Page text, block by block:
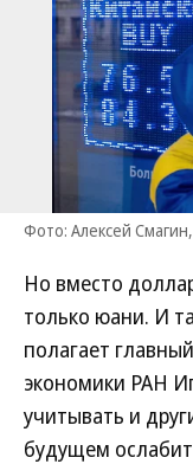
Фото: Алексей
Но вместо
только юани. И
полагает
экономики РАН
учитывать и
будущем